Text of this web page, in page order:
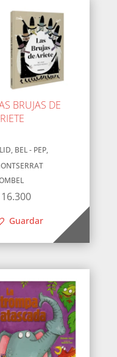
BRUJAS DE
BEL - PEP,
16.300
Guardar